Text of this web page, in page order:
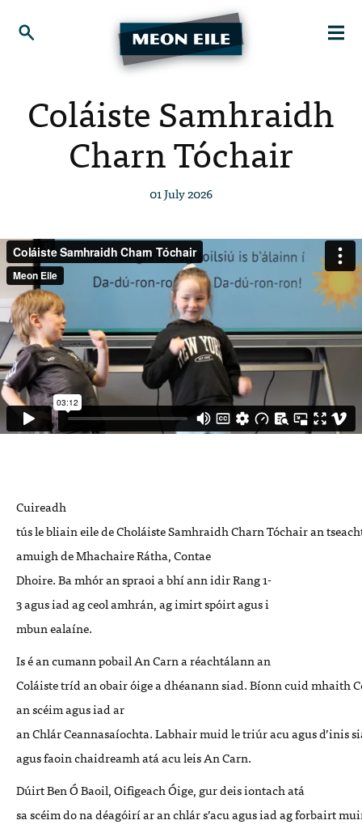
Coláiste Samhraidh
Charn Tóchair
01 July 2026
Cuireadh
túslebliaineiledeCholáisteSamhraidhCharnTóchairan
amuigh deMhachaireRátha, Contae
Dhoire.BamhóranspraoiabhíannidirRang 1-
3agusiadagceolamhrán, agimirtspóirtagusi
mbunealaíne.
Is é an cumann pobailAnCarn aréachtálannan
Coláistetrídanobairóigeadhéanannsiad.Bíonncuidmhaith
anscéim agus iad ar
anChlárCeannasaíochta.Labhairmuidletriúracuagusd’inis
agusfaoinchaidreamhatáaculeis AnCarn.
DúirtBen ÓBaoil,OifigeachÓige, gurdeisiontachatá
sascéimdonadéagóiríaranchlárs’acuagusiadagforbairt